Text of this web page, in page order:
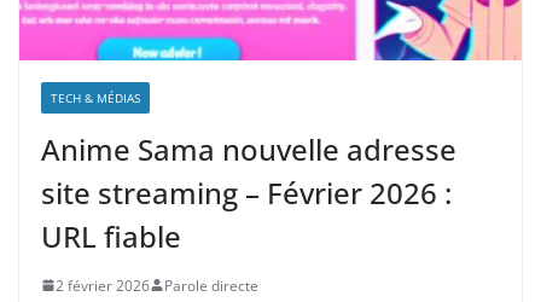
TECH & MÉDIAS
Anime Sama nouvelle adresse
site streaming – Février 2026 :
URL fiable
2 février 2026 Parole directe